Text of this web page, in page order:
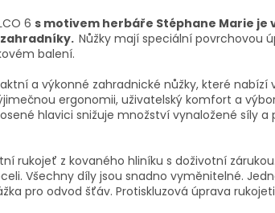
6 s motivem herbáře Stéphane Marie je
Nůžky mají speciální povrchovou
balení.
a výkonné zahradnické nůžky, které
ergonomii, uživatelský komfort a
hlavici snižuje množství vynaložené síly
rukojeť z kovaného hliníku s doživotní
Všechny díly jsou snadno vyměnitelné.
pro odvod šťáv. Protiskluzová úprava